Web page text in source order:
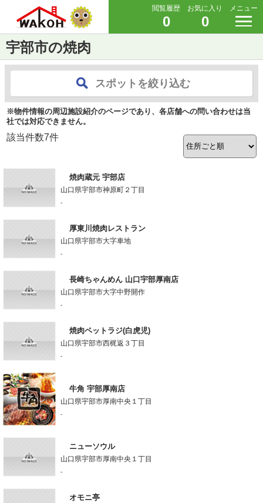
閲覧履歴
0
お気に入り
0
メニュー
宇部市の焼肉
スポットを絞り込む
※物件情報の周辺施設紹介のページであり、各店舗への問い合わせは当
社では対応できません。
該当件数7件
焼肉蔵元 宇部店
山口県宇部市神原町２丁目
-
厚東川焼肉レストラン
山口県宇部市大字車地
-
長崎ちゃんめん 山口宇部厚南店
山口県宇部市大字中野開作
-
焼肉ペットラジ(白虎児)
山口県宇部市西梶返３丁目
-
牛角 宇部厚南店
山口県宇部市厚南中央１丁目
-
ニューソウル
山口県宇部市厚南中央１丁目
-
オモニ亭